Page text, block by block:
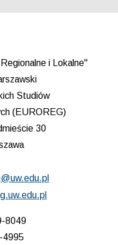
i Lokalne"
Studiów
(EUROREG)
30
8049
4995